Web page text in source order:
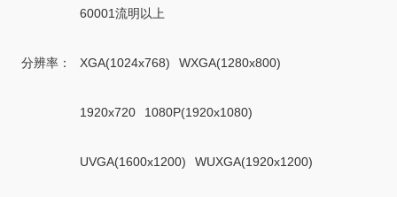
60001流明以上
分辨率 ： XGA(1024x768) WXGA(1280x800)
1920x720 1080P(1920x1080)
UVGA(1600x1200) WUXGA(1920x1200)